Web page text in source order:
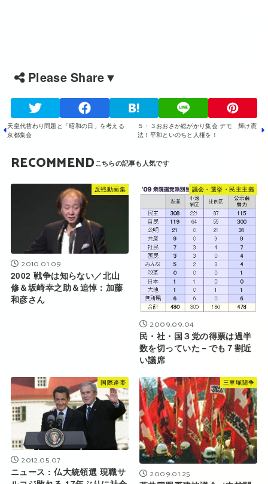
Please Share▼
５・３おおさか総がかり集会 デモ 輝け憲
法！平和といのちと人権を！
天皇代替わり問題と「昭和の日」を考える
京都集会
RECOMMEND
反戦動画集
2010.01.09
2002 戦争は知らない／北山
修＆坂崎幸之助＆追悼：加藤
和彦さん
議会・選挙・民主主義
2009.09.04
民・社・国３党の得票は過半
数を切っていた－でも７割近
い議席
国際連帯
2012.05.07
ニュース : 仏大統領選 現職サ
三里塚闘争
2009.01.25